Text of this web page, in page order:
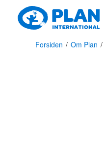
hovedinnhold
Forsiden / Om Plan /